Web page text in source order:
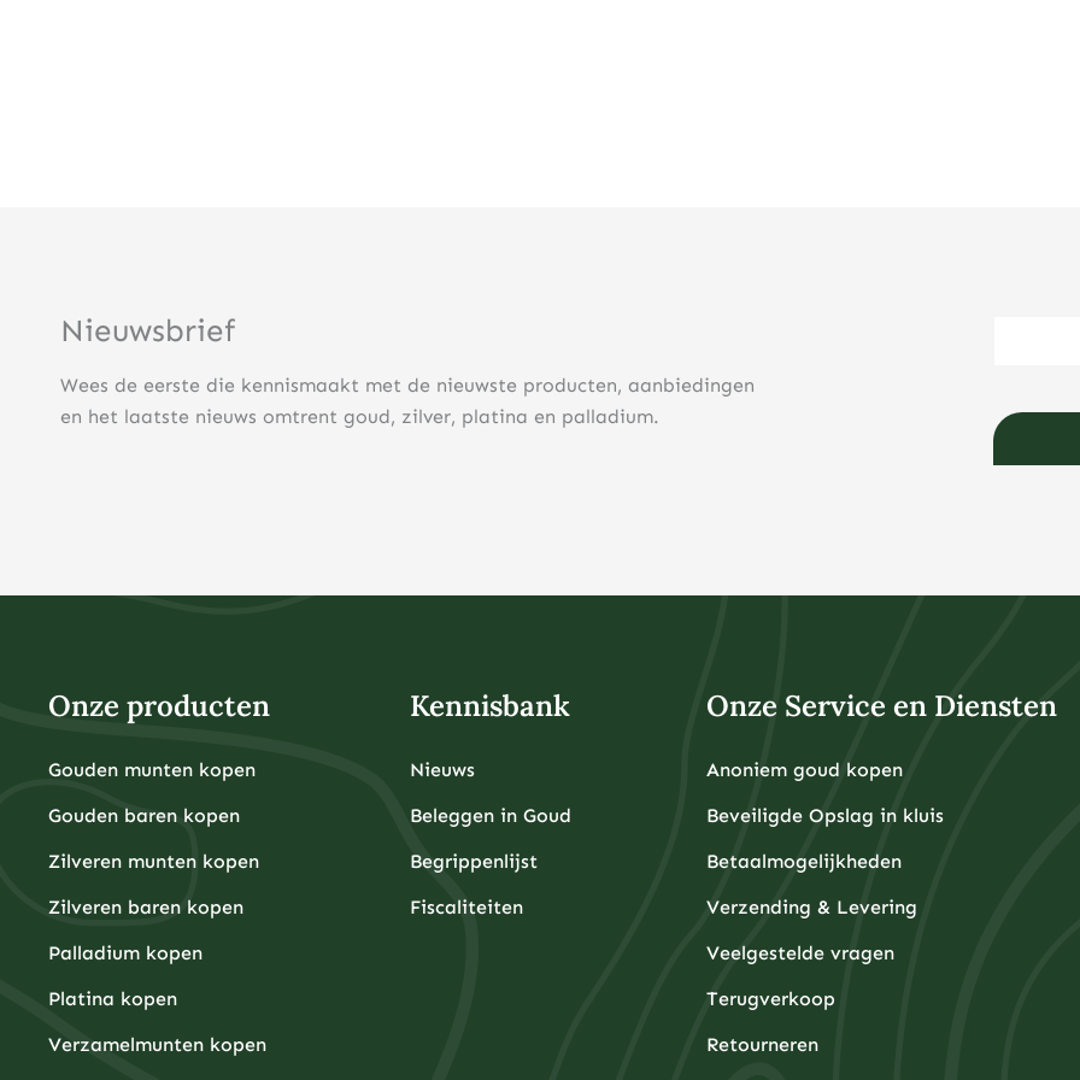
Nieuwsbrief
Wees de eerste die kennismaakt met de nieuwste producten, aanbiedingen
en het laatste nieuws omtrent goud, zilver, platina en palladium.
Onze producten
Gouden munten kopen
Gouden baren kopen
Zilveren munten kopen
Zilveren baren kopen
Palladium kopen
Platina kopen
Verzamelmunten kopen
Kennisbank
Nieuws
Beleggen in Goud
Begrippenlijst
Fiscaliteiten
Onze Service en Diensten
Anoniem goud kopen
Beveiligde Opslag in kluis
Betaalmogelijkheden
Verzending & Levering
Veelgestelde vragen
Terugverkoop
Retourneren